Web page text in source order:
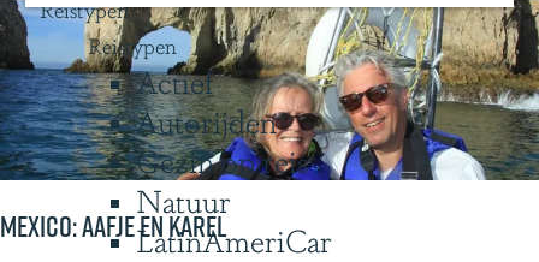
p
a
g
e
Reistypen
Reistypen
Actief
Autorijden
Gezin op reis
Natuur
LatinAmeriCar
l
o
e
k
j
e
?
Mexico: Aafje en Karel